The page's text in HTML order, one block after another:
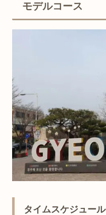
モデルコース
タイムスケジュール